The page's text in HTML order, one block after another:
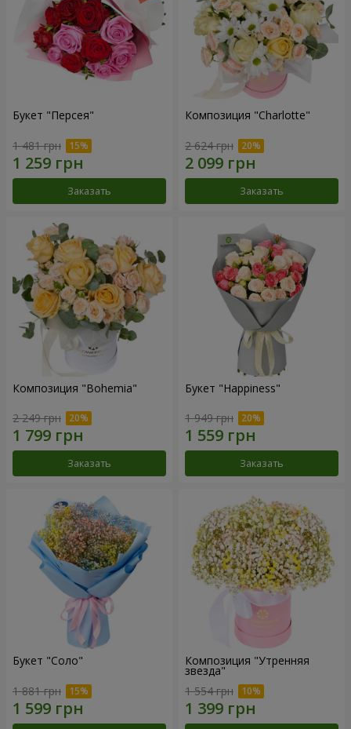
Букет "Персея"
1 481 грн
Заказать
Композиция "Charlotte"
2 624 грн
Заказать
Композиция "Bohemia"
2 249 грн
Заказать
Букет "Happiness"
1 949 грн
Заказать
Букет "Соло"
1 881 грн
Композиция "Утренняя
звезда"
1 554 грн